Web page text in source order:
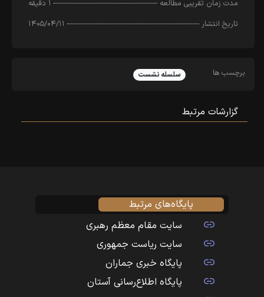
مدت زمان تقریبی مطالعه
۱ دقیقه
تاریخ انتشار
۱۴۰۵/۰۴/۱۱
برچسب ها سلسله نشست
گزارشات مرتبط
پایگاه‌های مرتبط
سایت مقام معظم رهبری
سایت ریاست جمهوری
پایگاه خبری جماران
پایگاه اطلاع‌رسانی آستان